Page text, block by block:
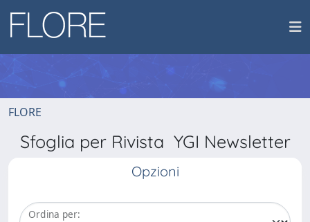
FLORE
Sfoglia per Rivista YGI Newsletter
Opzioni
Ordina per: